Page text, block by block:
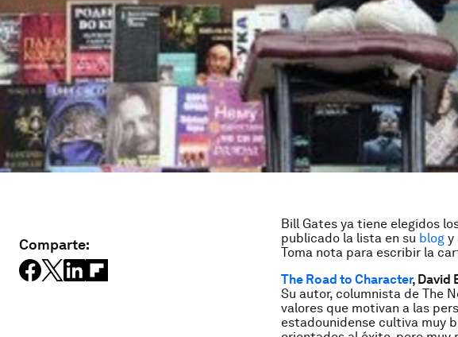
Comparte:
Bill Gates ya tiene elegidos
publicado la lista en su blog y
Toma nota para escribir la
The Road to Character, David
Su autor, columnista de The
valores que motivan a las
estadounidense cultiva muy